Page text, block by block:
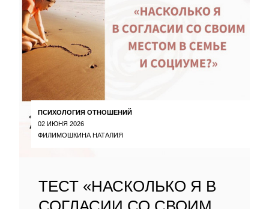
ПСИХОЛОГИЯ ОТНОШЕНИЙ
02 ИЮНЯ 2026
ФИЛИМОШКИНА НАТАЛИЯ
ТЕСТ «НАСКОЛЬКО Я В